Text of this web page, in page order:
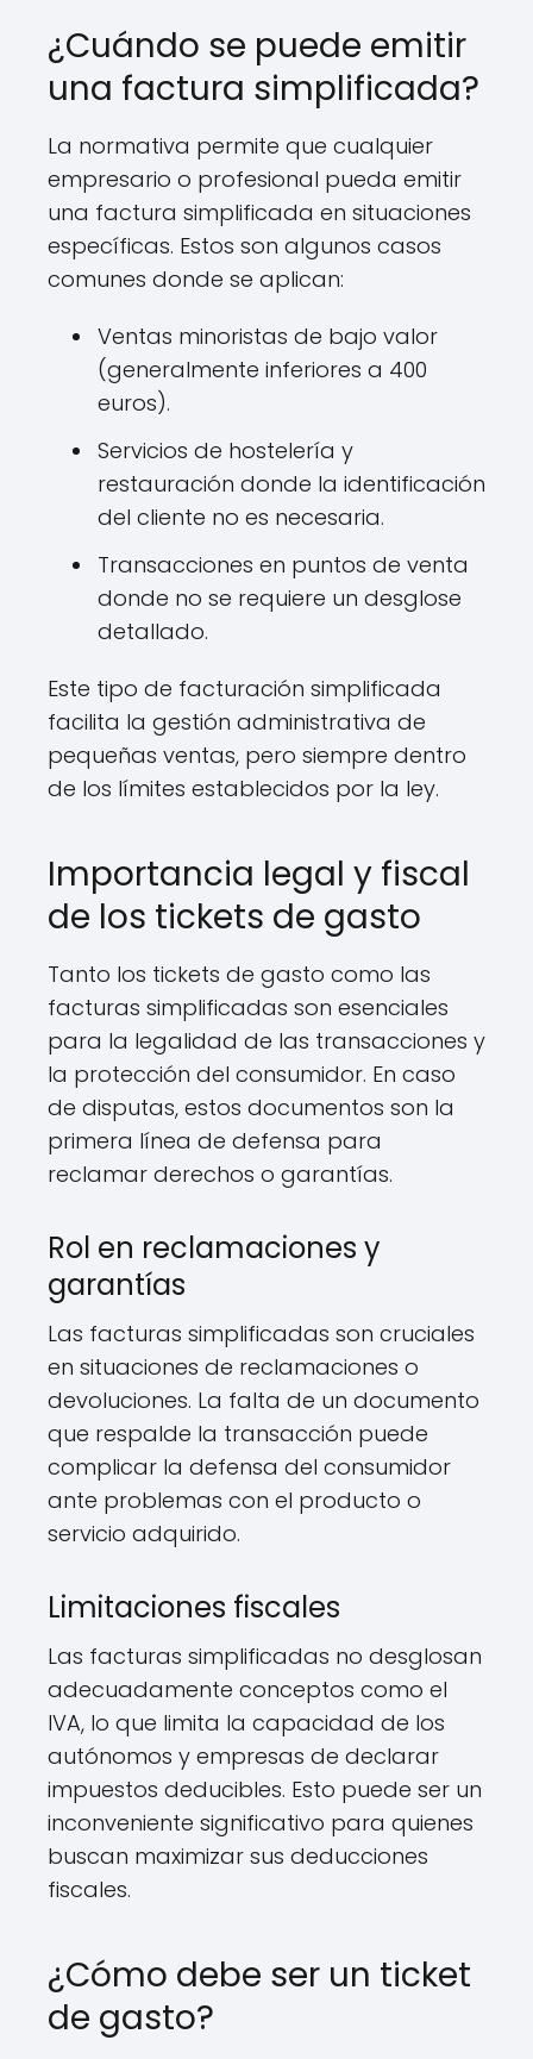
¿Cuándo se puede emitir
una factura simplificada?
La normativa permite que cualquier
empresario o profesional pueda emitir
una factura simplificada en situaciones
específicas. Estos son algunos casos
comunes donde se aplican:
Ventas minoristas de bajo valor
(generalmente inferiores a 400
euros).
Servicios de hostelería y
restauración donde la identificación
del cliente no es necesaria.
Transacciones en puntos de venta
donde no se requiere un desglose
detallado.
Este tipo de facturación simplificada
facilita la gestión administrativa de
pequeñas ventas, pero siempre dentro
de los límites establecidos por la ley.
Importancia legal y fiscal
de los tickets de gasto
Tanto los tickets de gasto como las
facturas simplificadas son esenciales
para la legalidad de las transacciones y
la protección del consumidor. En caso
de disputas, estos documentos son la
primera línea de defensa para
reclamar derechos o garantías.
Rol en reclamaciones y
garantías
Las facturas simplificadas son cruciales
en situaciones de reclamaciones o
devoluciones. La falta de un documento
que respalde la transacción puede
complicar la defensa del consumidor
ante problemas con el producto o
servicio adquirido.
Limitaciones fiscales
Las facturas simplificadas no desglosan
adecuadamente conceptos como el
IVA, lo que limita la capacidad de los
autónomos y empresas de declarar
impuestos deducibles. Esto puede ser un
inconveniente significativo para quienes
buscan maximizar sus deducciones
fiscales.
¿Cómo debe ser un ticket
de gasto?